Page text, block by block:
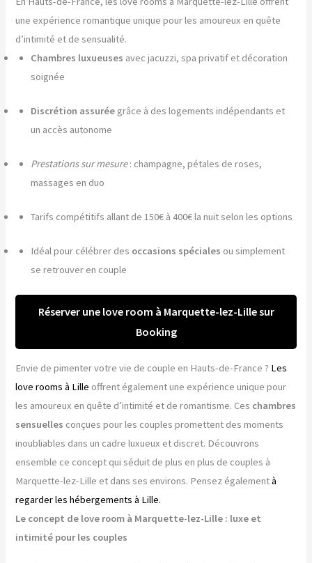
une expérience romantique unique pour les amoureux en quête
d’intimité et de sensualité.
Chambres luxueuses avec jacuzzi, spa privatif et décoration
soignée
Discrétion assurée grâce à des logements indépendants et
un accès autonome
Prestations sur mesure: champagne, pétales de roses,
massages en duo
Tarifs compétitifs allant de 150€ à 400€ la nuit selon les options
Idéal pour célébrer des occasions spéciales ou simplement
se retrouver en couple
Réserver une love room à Marquette-lez-Lille sur
Booking
Envie de pimenter votre vie de couple en Hauts-de-France ? Les
love rooms à Lille offrent également une expérience unique pour
les amoureux en quête d’intimité et de romantisme. Ces chambres
sensuelles conçues pour les couples promettent des moments
inoubliables dans un cadre luxueux et discret. Découvrons
ensemble ce concept qui séduit de plus en plus de couples à
Marquette-lez-Lille et dans ses environs. Pensez égalementà
regarder les hébergements à Lille.
Le concept de love room à Marquette-lez-Lille : luxe et
intimité pour les couples